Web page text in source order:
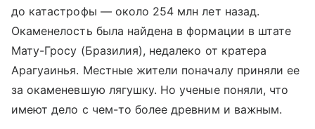
до катастрофы — около 254 млн лет назад.
Окаменелость была найдена в формации в штате
Мату-Гросу (Бразилия), недалеко от кратера
Арагуаинья. Местные жители поначалу приняли ее
за окаменевшую лягушку. Но ученые поняли, что
имеют дело с чем-то более древним и важным.